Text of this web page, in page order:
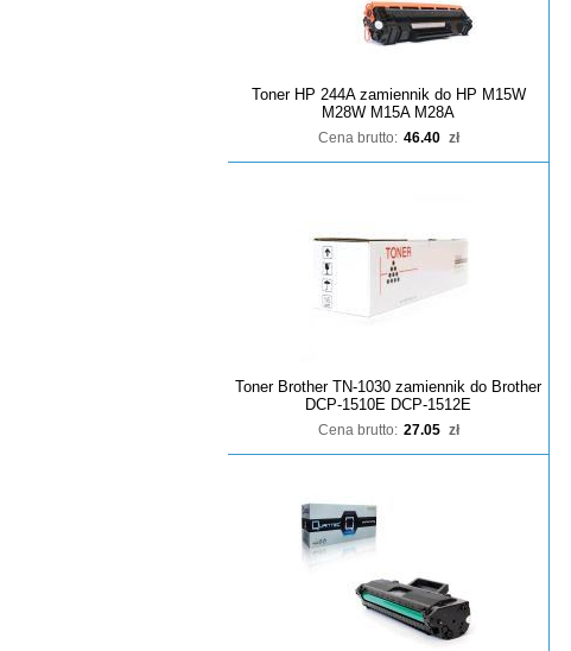
Toner HP 244A zamiennik do HP M15W
M28W M15A M28A
Cena brutto: 46.40 zł
Toner Brother TN-1030 zamiennik do Brother
DCP-1510E DCP-1512E
Cena brutto: 27.05 zł